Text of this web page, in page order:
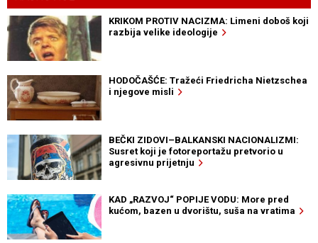
KRIKOM PROTIV NACIZMA: Limeni doboš koji
razbija velike ideologije
HODOČAŠĆE: Tražeći Friedricha Nietzschea
i njegove misli
BEČKI ZIDOVI–BALKANSKI NACIONALIZMI:
Susret koji je fotoreportažu pretvorio u
agresivnu prijetnju
KAD „RAZVOJ“ POPIJE VODU: More pred
kućom, bazen u dvorištu, suša na vratima